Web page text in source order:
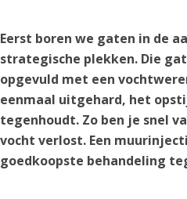
Eerst boren we gaten in de
strategische plekken. Die
opgevuld met een
eenmaal uitgehard, het
tegenhoudt. Zo ben je snel
vocht verlost. Een
goedkoopste behandeling